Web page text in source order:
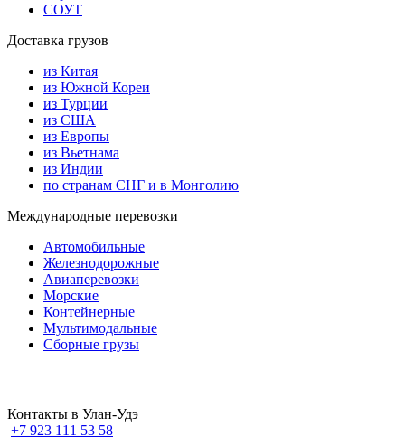
СОУТ
Доставка грузов
из Китая
из Южной Кореи
из Турции
из США
из Европы
из Вьетнама
из Индии
по странам СНГ и в Монголию
Международные перевозки
Автомобильные
Железнодорожные
Авиаперевозки
Морские
Контейнерные
Мультимодальные
Сборные грузы
Контакты в Улан-Удэ
+7 923 111 53 58